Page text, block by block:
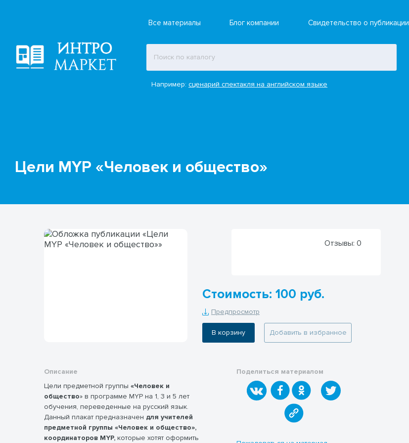
Все материалы Блог компании Свидетельство о публикации
Например:сценарий спектакля на английском языке
Цели MYP «Человек и общество»
Отзывы: 0
Стоимость: 100 руб.
Предпросмотр
В корзину Добавить в избранное
Описание
Цели предметной группы «Человек и
общество» в программе MYP на 1, 3 и 5 лет
обучения, переведенные на русский язык.
Данный плакат предназначен для учителей
предметной группы «Человек и общество»,
координаторов MYP, которые хотят оформить
Поделиться материалом